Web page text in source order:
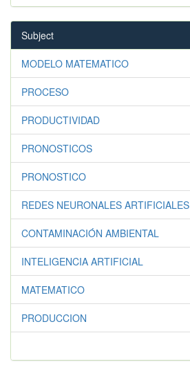
Subject
MODELO MATEMATICO
PROCESO
PRODUCTIVIDAD
PRONOSTICOS
PRONOSTICO
REDES NEURONALES ARTIFICIALES
CONTAMINACIÓN AMBIENTAL
INTELIGENCIA ARTIFICIAL
MATEMATICO
PRODUCCION